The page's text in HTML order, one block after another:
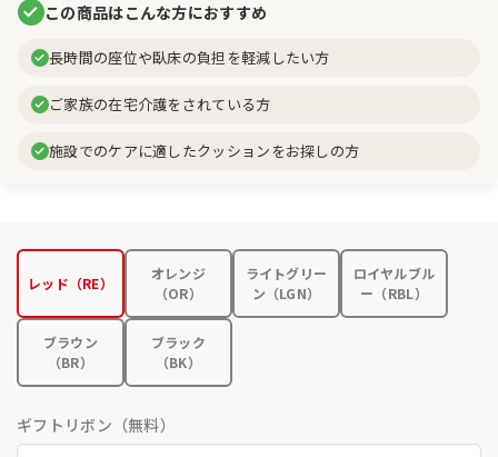
この商品はこんな方におすすめ
長時間の座位や臥床の負担を軽減したい方
ご家族の在宅介護をされている方
施設でのケアに適したクッションをお探しの方
レッド（RE）
オレンジ
（OR）
ライトグリー
ン（LGN）
ロイヤルブル
ー（RBL）
ブラウン
（BR）
ブラック
（BK）
ギフトリボン（無料）